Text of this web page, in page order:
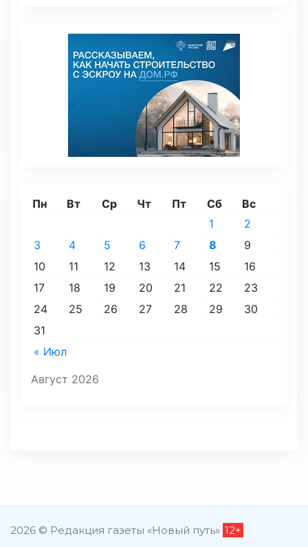
Август 2026
Пн Вт Ср Чт Пт Сб Вс
« Июл
1
2
3
4 5 6 7 8
9
10
11 12 13 14 15
16
17
18 19 20 21 22
23
24
25 26 27 28 29
30
31
2026 © Редакция газеты «Новый путь» 12+